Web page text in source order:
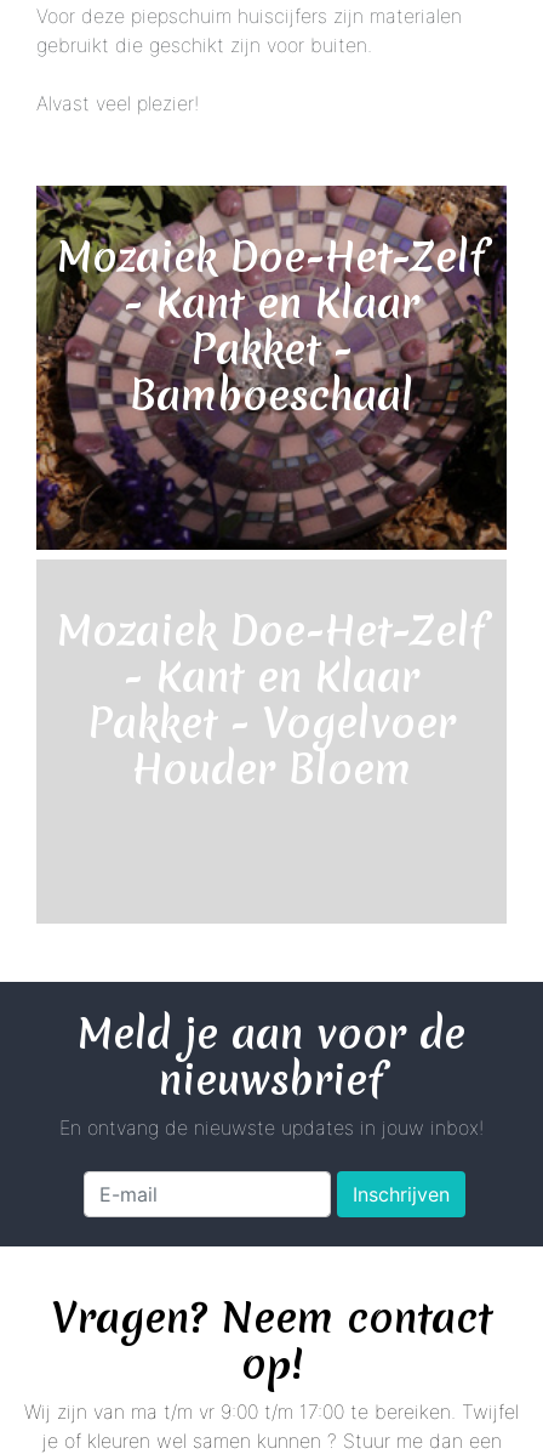
Voor deze piepschuim huiscijfers zijn materialen
gebruikt die geschikt zijn voor buiten.
Alvast veel plezier!
Mozaiek Doe-Het-Zelf
- Kant en Klaar
Pakket -
Bamboeschaal
Mozaiek Doe-Het-Zelf
- Kant en Klaar
Pakket - Vogelvoer
Houder Bloem
Meld je aan voor de
nieuwsbrief
En ontvang de nieuwste updates in jouw inbox!
Inschrijven
Vragen? Neem contact
op!
Wij zijn van ma t/m vr 9:00 t/m 17:00 te bereiken. Twijfel
je of kleuren wel samen kunnen ? Stuur me dan een